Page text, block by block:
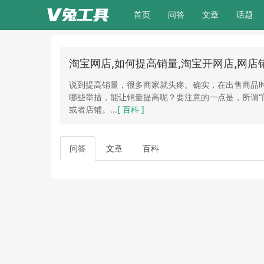
首页(current)
问答 文章 话题
淘宝网店,如何提高销量,淘宝开网店,网店
说到提高销量，很多商家就头疼。确实，在出售商
哪些举措，能让销量提高呢？要注意的一点是，所谓
或者店铺。...[ 百科 ]
问答 文章 百科